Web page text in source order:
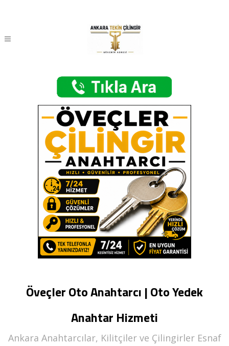
Öveçler Oto Anahtarcı | Oto Yedek
Anahtar Hizmeti
Ankara Anahtarcılar, Kilitçiler ve Çilingirler Esnaf